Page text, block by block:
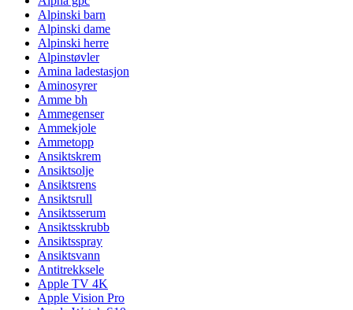
Alpinski barn
Alpinski dame
Alpinski herre
Alpinstøvler
Amina ladestasjon
Aminosyrer
Amme bh
Ammegenser
Ammekjole
Ammetopp
Ansiktskrem
Ansiktsolje
Ansiktsrens
Ansiktsrull
Ansiktsserum
Ansiktsskrubb
Ansiktsspray
Ansiktsvann
Antitrekksele
Apple TV 4K
Apple Vision Pro